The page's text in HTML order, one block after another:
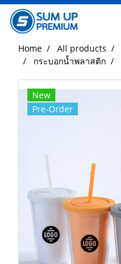
Home All products
กระบอกน้ำพลาสติก
New
Pre-Order